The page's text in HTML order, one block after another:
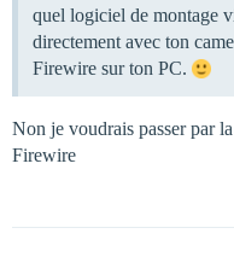
quel logiciel de montage
directement avec ton
Firewire sur ton PC.
Non je voudrais passer par
Firewire